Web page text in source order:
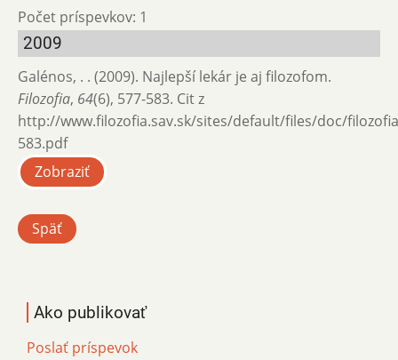
Počet príspevkov: 1
2009
Galénos, . . (2009). Najlepší lekár je aj filozofom.
Filozofia, 64(6), 577-583. Cit z
http://www.filozofia.sav.sk/sites/default/files/doc/
583.pdf
Zobraziť
Späť
Ako publikovať
Poslať príspevok